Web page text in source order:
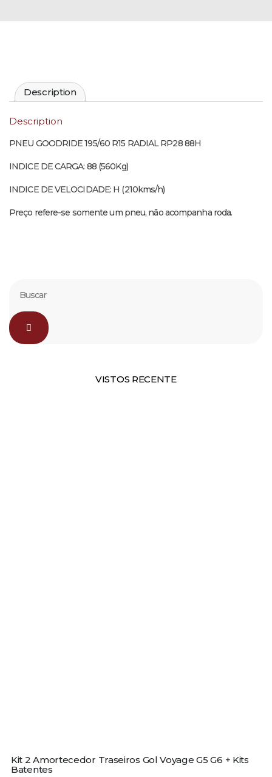
Description
Description
PNEU GOODRIDE 195/60 R15 RADIAL RP28 88H
INDICE DE CARGA: 88 (560Kg)
INDICE DE VELOCIDADE: H (210kms/h)
Preço refere-se somente um pneu, não acompanha roda.
VISTOS RECENTE
Kit 2 Amortecedor Traseiros Gol Voyage G5 G6 + Kits
Batentes